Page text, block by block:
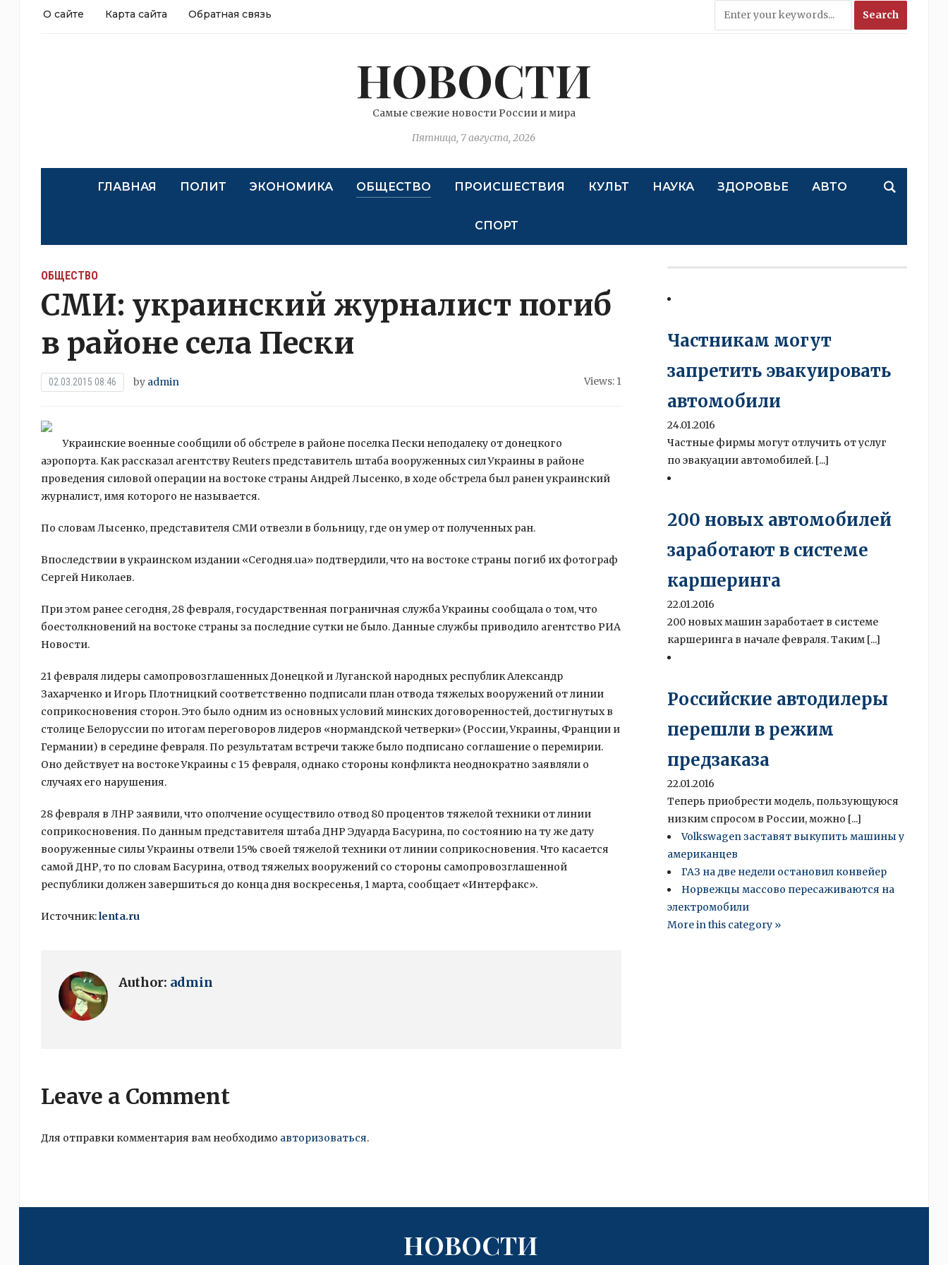
О сайте Карта сайта Обратная связь
НОВОСТИ
Самые свежие новости России и мира
Пятница, 7 августа, 2026
ГЛАВНАЯ ПОЛИТ ЭКОНОМИКА ОБЩЕСТВО ПРОИСШЕСТВИЯ КУЛЬТ НАУКА ЗДОРОВЬЕ АВТО
СПОРТ
ОБЩЕСТВО
СМИ: украинский журналист погиб
в районе села Пески
02.03.2015 08:46 by admin Views: 1
Украинские военные сообщили об обстреле в районе поселка Пески неподалеку от донецкого
аэропорта. Как рассказал агентству Reuters представитель штаба вооруженных сил Украины в районе
проведения силовой операции на востоке страны Андрей Лысенко, в ходе обстрела был раненукраинский
журналист, имя которого не называется.
По словам Лысенко, представителя СМИ отвезли в больницу, где он умер от полученных ран.
Впоследствии в украинском издании «Cегодня.ua» подтвердили, что на востоке страны погиб их фотограф
Сергей Николаев.
При этом ранее сегодня, 28 февраля, государственная пограничная служба Украины сообщала о том, что
боестолкновений на востоке страны за последние сутки не было. Данные службы приводило агентство РИА
Новости.
21 февраля лидеры самопровозглашенных Донецкой и Луганской народных республик Александр
Захарченко и Игорь Плотницкий соответственно подписали план отвода тяжелых вооружений от линии
соприкосновения сторон. Это было одним из основных условий минских договоренностей, достигнутых в
столице Белоруссии по итогам переговоров лидеров «нормандской четверки» (России, Украины, Франции и
Германии) в середине февраля. По результатам встречи также было подписано соглашение о перемирии.
Оно действует на востоке Украины с 15 февраля, однако стороны конфликта неоднократно заявляли о
случаях его нарушения.
28 февраля в ЛНР заявили, что ополчение осуществило отвод 80 процентов тяжелой техники от линии
соприкосновения. По данным представителя штаба ДНР Эдуарда Басурина, по состоянию на ту же дату
вооруженные силы Украины отвели 15% своей тяжелой техники от линии соприкосновения. Что касается
самой ДНР, то по словам Басурина, отвод тяжелых вооружений со стороны самопровозглашенной
республики должен завершиться до конца дня воскресенья, 1 марта, сообщает «Интерфакс».
Источник:lenta.ru
Author: admin
Leave a Comment
Для отправки комментария вам необходимо авторизоваться.
Частникам могут
запретить эвакуировать
автомобили
24.01.2016
Частные фирмы могут отлучить от услуг
по эвакуации автомобилей. [...]
200 новых автомобилей
заработают в системе
каршеринга
22.01.2016
200 новых машин заработает в системе
каршеринга в начале февраля. Таким [...]
Российские автодилеры
перешли в режим
предзаказа
22.01.2016
Теперь приобрести модель, пользующуюся
низким спросом в России, можно [...]
Volkswagen заставят выкупить машины у
американцев
ГАЗ на две недели остановил конвейер
Норвежцы массово пересаживаются на
электромобили
More in this category »
НОВОСТИ